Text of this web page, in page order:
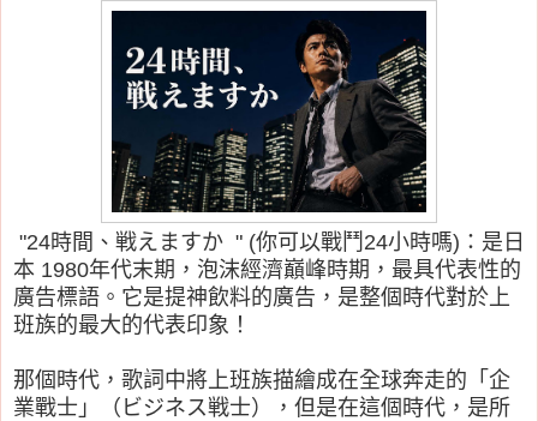
"24時間、戦えますか " (你可以戰鬥24小時嗎)：是日
本 1980年代末期，泡沫經濟巔峰時期， 最具代表性的
廣告標語。它是提神飲料的廣告，是整個時代對於上
班族的最大的代表印象！
那個時代，歌詞中將上班族描繪成在全球奔走的「企
業戰士」（ビジネス戦士），但是在這個時代，是所